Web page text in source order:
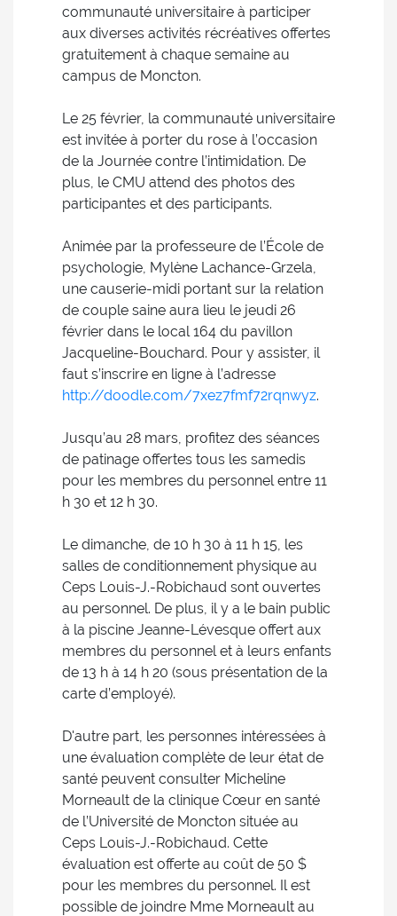
communauté universitaire à participer
aux diverses activités récréatives offertes
gratuitement à chaque semaine au
campus de Moncton.
Le 25 février, la communauté universitaire
est invitée à porter du rose à l’occasion
de la Journée contre l’intimidation. De
plus, le CMU attend des photos des
participantes et des participants.
Animée par la professeure de l’École de
psychologie, Mylène Lachance-Grzela,
une causerie-midi portant sur la relation
de couple saine aura lieu le jeudi 26
février dans le local 164 du pavillon
Jacqueline-Bouchard. Pour y assister, il
faut s’inscrire en ligne à l’adresse
http://doodle.com/7xez7fmf72rqnwyz.
Jusqu’au 28 mars, profitez des séances
de patinage offertes tous les samedis
pour les membres du personnel entre 11
h 30 et 12 h 30.
Le dimanche, de 10 h 30 à 11 h 15, les
salles de conditionnement physique au
Ceps Louis-J.-Robichaud sont ouvertes
au personnel. De plus, il y a le bain public
à la piscine Jeanne-Lévesque offert aux
membres du personnel et à leurs enfants
de 13 h à 14 h 20 (sous présentation de la
carte d’employé).
D'autre part, les personnes intéressées à
une évaluation complète de leur état de
santé peuvent consulter Micheline
Morneault de la clinique Cœur en santé
de l’Université de Moncton située au
Ceps Louis-J.-Robichaud. Cette
évaluation est offerte au coût de 50 $
pour les membres du personnel. Il est
possible de joindre Mme Morneault au